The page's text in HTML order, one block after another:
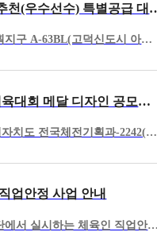
민영주택 기관추천(우수
「평택국제화계획지구 A-63BL(고덕신도시 아테라)」민영주택 기관추천 특별공급과 관련하여 아래와 같이 안내드리오니 자격요건을 갖춘 신청 희망‘우…
제107회 전국체육대회 메달 디자인 공모전 홍보 및 참여 안내
1. 관련: 제주특별자치도 전국체전기획과-2242(2026.3.20.)2. 2026년 제주에서 개최되는 제107회 전국체육대회의 국민 참여 확대…
업안정 사업 안내
국민체육진흥공단에서 실시하는 체육인 직업안정 사업을 아래와 같이 안내하오니 관심있는 분들